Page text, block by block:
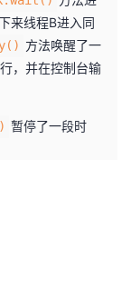
来线程B进入同
方法唤醒了一
，并在控制台输
暂停了一段时